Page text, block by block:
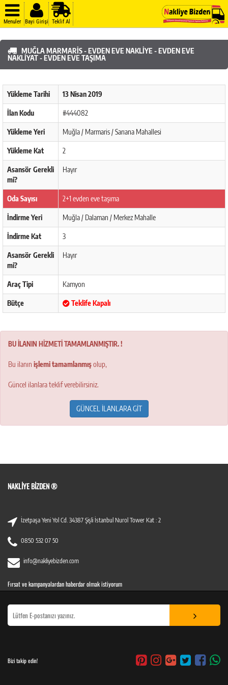
Menuler Bayi Girişi Teklif Al
MUĞLA MARMARIS - EVDEN EVE NAKLIYE - EVDEN EVE
NAKLIYAT - EVDEN EVE TAŞIMA
Yükleme Tarihi 13 Nisan 2019
İlan Kodu #444082
Yükleme Yeri Muğla / Marmaris / Sarıana Mahallesi
Yükleme Kat 2
Asansör Gerekli
mi?
Hayır
Oda Sayısı 2+1 evden eve taşıma
İndirme Yeri Muğla / Dalaman / Merkez Mahalle
İndirme Kat 3
Asansör Gerekli
mi?
Hayır
Araç Tipi Kamyon
Bütçe Teklife Kapalı
BU İLANIN HİZMETİ TAMAMLANMIŞTIR. !
Bu ilanın işlemi tamamlanmışolup,
Güncel ilanlara teklif verebilirsiniz.
GÜNCEL İLANLARA GİT
NAKLIYE BIZDEN ®
İzetpaşa Yeni Yol Cd. 34387 Şişli İstanbul Nurol Tower Kat : 2
0850 532 07 50
info@nakliyebizden.com
Fırsat ve kampanyalardan haberdar olmak istiyorum
Bizi takip edin!